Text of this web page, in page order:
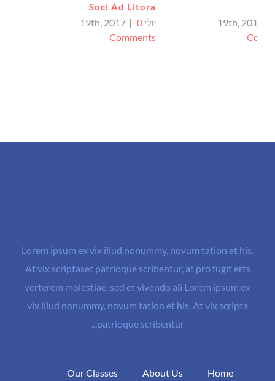
Soci Ad Litora
יולי 19th, 2017 | 0
Comments
Lorem ipsum ex vix illud nonummy, novum tation et his.
At vix scriptaset patrioque scribentur, at pro fugit erts
verterem molestiae, sed et vivendo ali Lorem ipsum ex
vix illud nonummy, novum tation et his. At vix scripta
patrioque scribentur...
Home
About Us
Our Classes